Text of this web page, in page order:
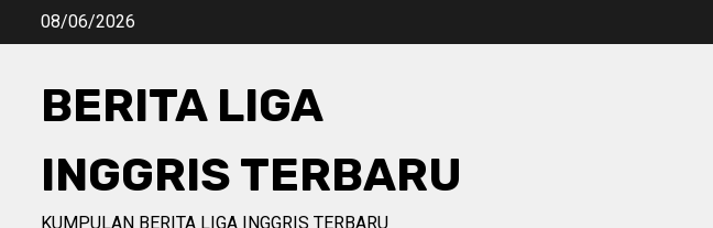
08/06/2026
BERITA LIGA
INGGRIS TERBARU
KUMPULAN BERITA LIGA INGGRIS TERBARU